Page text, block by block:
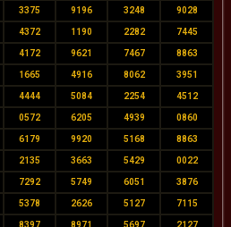
3375 9196 3248 9028
4372 1190 2282 7445
4172 9621 7467 8863
1665 4916 8062 3951
4444 5084 2254 4512
0572 6205 4939 0860
6179 9920 5168 8863
2135 3663 5429 0022
7292 5749 6051 3876
5378 2626 5127 7115
8397 8971 5697 2127